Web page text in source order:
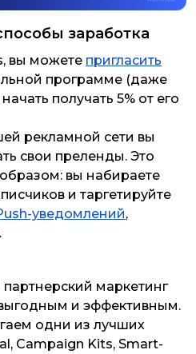
заработка
вы можете пригласить
программе (даже
получать 5% от его
рекламной сети вы
свои преленды. Это
вы набираете
и таргетируйте
уведомлений,
маркетинг
и эффективным.
одни из лучших
Campaign Kits, Smart-